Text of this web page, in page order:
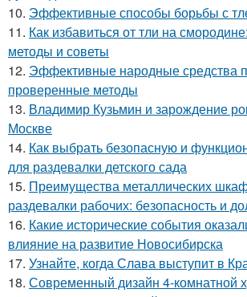
10. Эффективные способы борьбы с
11. Как избавиться от тли на
методы и советы
12. Эффективные народные средства
проверенные методы
13. Владимир Кузьмин и зарождение
Москве
14. Как выбрать безопасную и
для раздевалки детского сада
15. Преимущества металлических
раздевалки рабочих: безопасность и
16. Какие исторические события
влияние на развитие Новосибирска
17. Узнайте, когда Слава выступит в
18. Современный дизайн 4-комнатной